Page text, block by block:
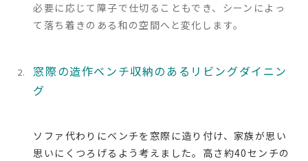
必要に応じて障子で仕切ることもでき、シーンによっ
て落ち着きのある和の空間へと変化します。
窓際の造作ベンチ収納のあるリビングダイニン
グ
ソファ代わりにベンチを窓際に造り付け、家族が思い
思いにくつろげるよう考えました。高さ約40センチの